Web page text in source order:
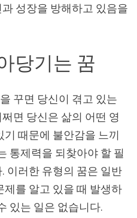
성장을 방해하고 있음을
당기는 꿈
꾸면 당신이 겪고 있는
면 당신은 삶의 어떤 영
때문에 불안감을 느끼
통제력을 되찾아야 할 필
이러한 유형의 꿈은 일반
를 알고 있을 때 발생하
있는 일은 없습니다.